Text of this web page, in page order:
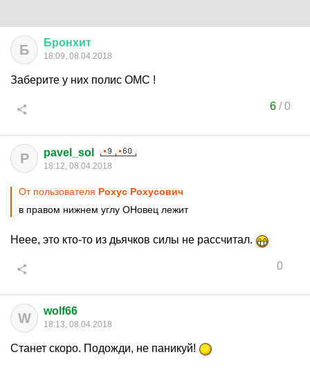
Б Бронхит
18:09, 08.04.2018
Заберите у них полис ОМС !
6/ 0
P pavel_sol
18:12, 08.04.2018
От пользователя Рохус Рохусович
в правом нижнем углу ОНовец лежит
Неее, это кто-то из дьячков силы не рассчитал.
0
W wolf66
18:13, 08.04.2018
Станет скоро. Подожди, не паникуй!